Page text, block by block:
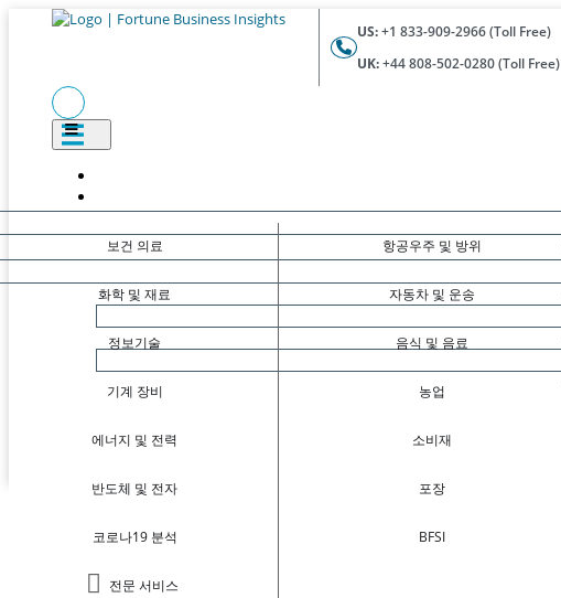
US:+1 833-909-2966 (Toll Free)
UK:+44 808-502-0280 (Toll Free)
보건 의료
화학 및 재료
정보기술
기계 장비
에너지 및 전력
반도체 및 전자
코로나19 분석
전문 서비스
항공우주 및 방위
자동차 및 운송
음식 및 음료
농업
소비재
포장
BFSI